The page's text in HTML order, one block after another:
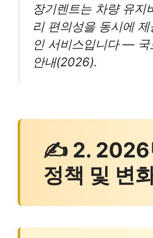
장기렌트는 차량 유지
리 편의성을 동시에
인 서비스입니다 — 국
안내(2026).
✍ 2. 2026
정책 및 변